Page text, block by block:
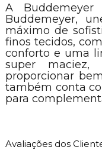
A
Buddemeyer,
máximo de
finos tecidos,
conforto e uma
super maciez,
proporcionar
também conta
para
Avaliações dos